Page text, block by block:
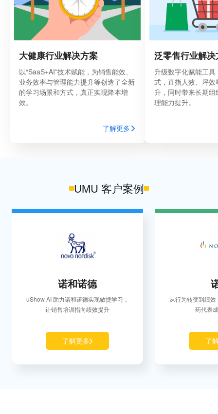
大健康行业解决方案
以“SaaS+AI”技术赋能，为销售能效、
业务效率与管理能力提升等创造了全新
的学习场景和方式，真正实现降本增
效。
了解更多
泛零售行业解
升级数字化赋能工
式，直指人效、坪
升，同时带来长期
理能力提升。
UMU 客户案例
诺和诺德
uShow AI 助力诺和诺德实现敏捷学习，
让销售培训指向绩效提升
了解更多
从行为转变到绩
药代表
了